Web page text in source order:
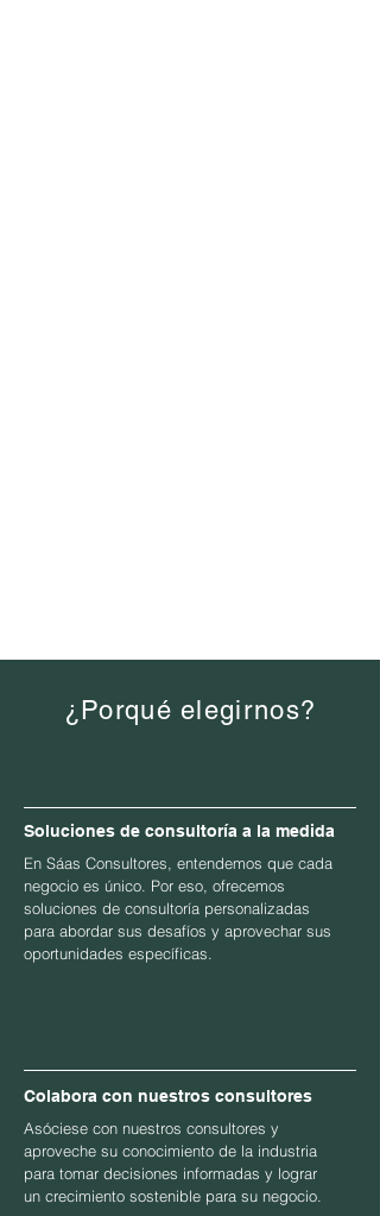
¿Porqué elegirnos?
Soluciones de consultoría a la medida
En Sáas Consultores, entendemos que cada
negocio es único. Por eso, ofrecemos
soluciones de consultoría personalizadas
para abordar sus desafíos y aprovechar sus
oportunidades específicas.
Colabora con nuestros consultores
Asóciese con nuestros consultores y
aproveche su conocimiento de la industria
para tomar decisiones informadas y lograr
un crecimiento sostenible para su negocio.